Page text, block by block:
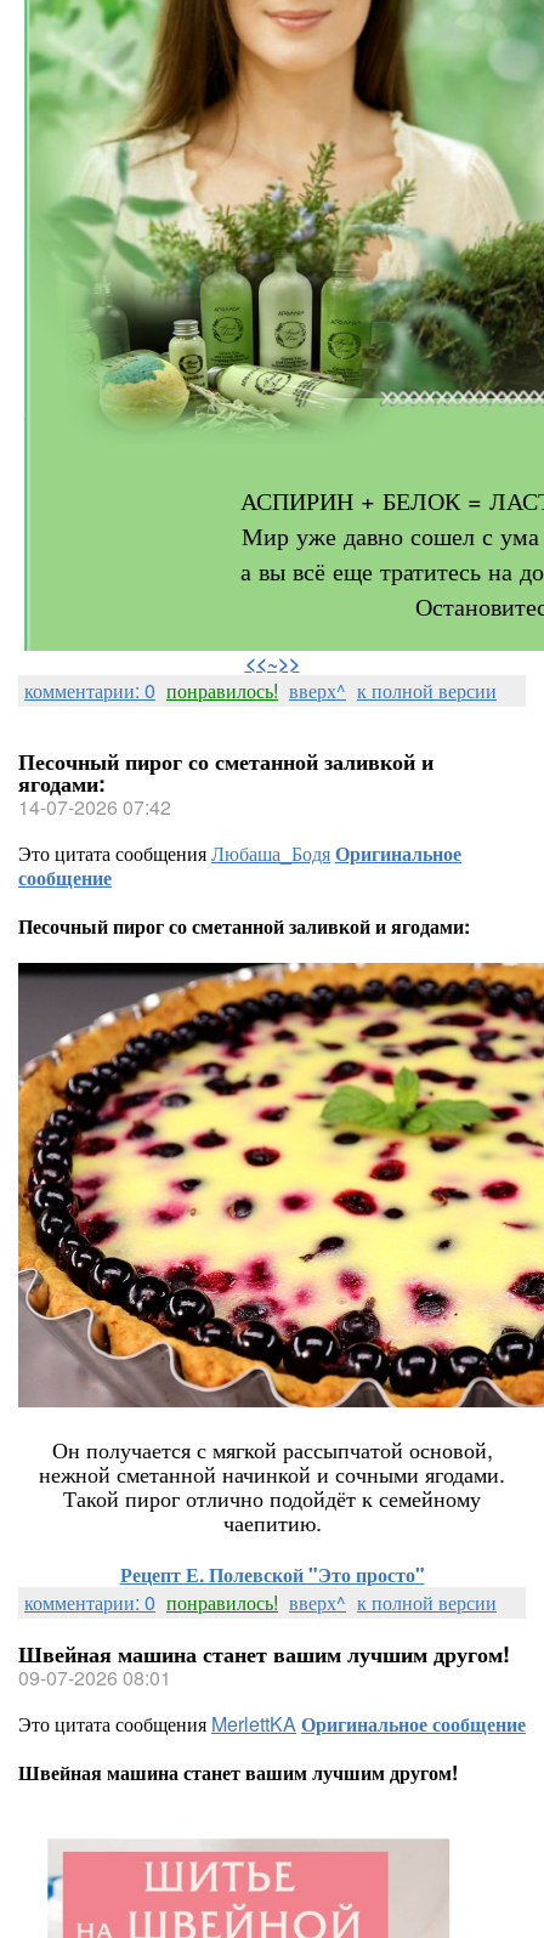
АСПИРИН + БЕЛОК =
Мир уже давно сошел с ума
а вы всё еще тратитесь на
<<~>>
комментарии: 0 понравилось! вверх^ к полной версии
Песочный пирог со сметанной заливкой и
ягодами:
14-07-2026 07:42
Это цитата сообщенияЛюбаша_БодяОригинальное
сообщение
Песочный пирог со сметанной заливкой и ягодами:
Он получается с мягкой рассыпчатой основой,
нежной сметанной начинкой и сочными ягодами.
Такой пирог отлично подойдёт к семейному
чаепитию.
Рецепт Е. Полевской "Это просто"
комментарии: 0 понравилось! вверх^ к полной версии
Швейная машина станет вашим лучшим другом!
09-07-2026 08:01
Это цитата сообщения MerlettKAОригинальное сообщение
Швейная машина станет вашим лучшим другом!